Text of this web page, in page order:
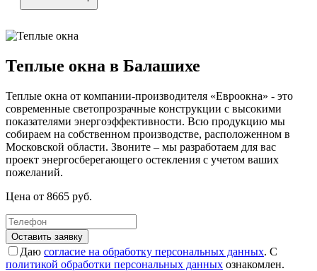
Теплые окна в Балашихе
Теплые окна от компании-производителя «Евроокна» - это
современные светопрозрачные конструкции с высокими
показателями энергоэффективности. Всю продукцию мы
собираем на собственном производстве, расположенном в
Московской области. Звоните – мы разработаем для вас
проект энергосберегающего остекления с учетом ваших
пожеланий.
Цена от 8665 руб.
Оставить заявку
Даю согласие на обработку персональных данных. С
политикой обработки персональных данных ознакомлен.